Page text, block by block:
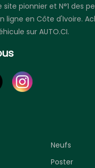
site pionnier et N°1 des
ligne en Côte d'Ivoire.
sur AUTO.CI.
Neufs
Poster